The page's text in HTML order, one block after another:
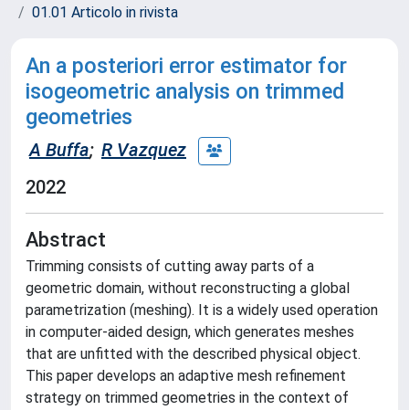
01.01 Articolo in rivista
An a posteriori error estimator for
isogeometric analysis on trimmed
geometries
A Buffa; R Vazquez
2022
Abstract
Trimming consists of cutting away parts of a
geometric domain, without reconstructing a global
parametrization (meshing). It is a widely used operation
in computer-aided design, which generates meshes
that are unfitted with the described physical object.
This paper develops an adaptive mesh refinement
strategy on trimmed geometries in the context of